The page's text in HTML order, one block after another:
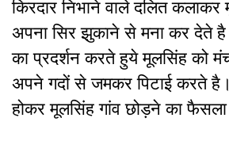
किरदार निभाने वाले दलित
अपना सिर झुकाने से मना कर देते
का प्रदर्शन करते हुये मूलसिंह को
अपने गदों से जमकर पिटाई करते
होकर मूलसिंह गांव छोड़ने का